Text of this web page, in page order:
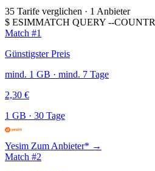
35 Tarife verglichen · 1 Anbieter
$ ESIMMATCH QUERY --
Match #1
Günstigster Preis
mind. 1 GB · mind. 7 Tage
2,30 €
1 GB · 30 Tage
Yesim Zum Anbieter* →
Match #2